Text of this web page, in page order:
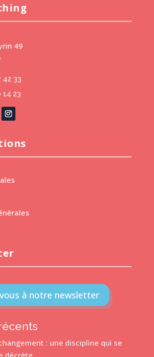
49
42 33
14 23
à notre newsletter
: une discipline qui se